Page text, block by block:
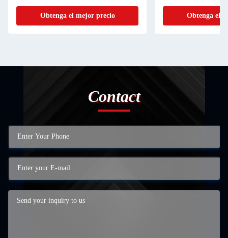
Obtenga el mejor precio Obtenga el
Contact